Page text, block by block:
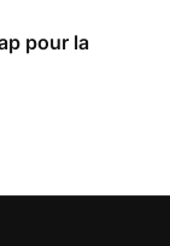
pour la